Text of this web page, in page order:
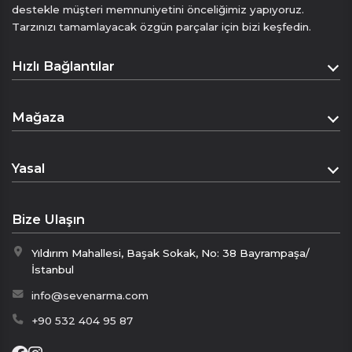
düğün, davet veya özel kutlamalarda stilinizi
öne çıkarır.
lüksü ve zarafeti aynı anda yansıtır.
• “Klasikleşen Lüks”
destekle müşteri memnuniyetini önceliğimiz yapıyoruz.
Tarzınızı tamamlayacak özgün parçalar için bizi keşfedin.
Hızlı Bağlantılar
Hakkımızda
Mağaza
Sepet
Yasal
Gizlilik Politikası
İptal & İade Politikası
Bize Ulaşın
Yıldırım Mahallesi, Başak Sokak, No: 38 Bayrampaşa/
İstanbul
info@sevenarma.com
+90 532 404 95 87